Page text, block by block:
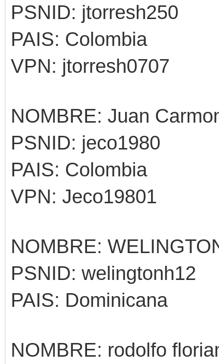
PSNID: jtorresh250
PAIS: Colombia
VPN: jtorresh0707
NOMBRE: Juan
PSNID: jeco1980
PAIS: Colombia
VPN: Jeco19801
NOMBRE:
PSNID: welingtonh12
PAIS: Dominicana
NOMBRE: rodolfo